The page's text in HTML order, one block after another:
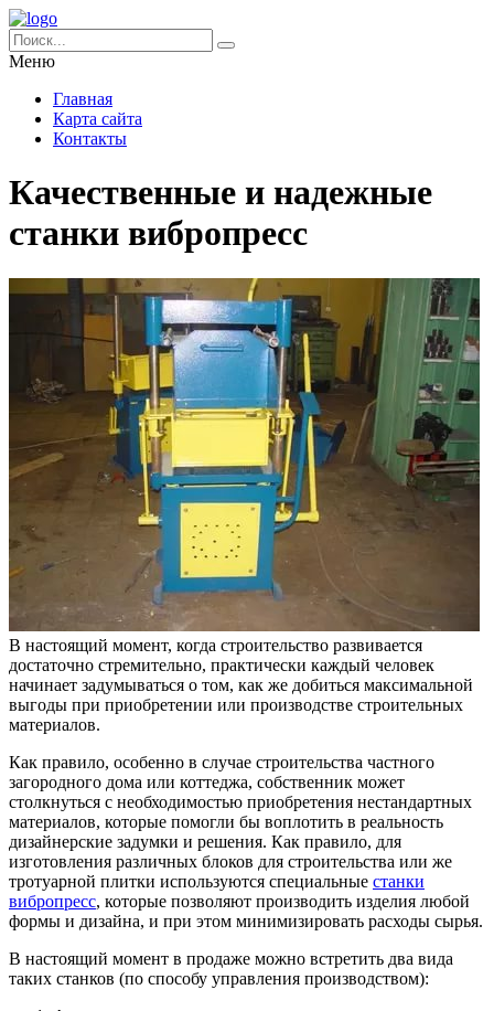
Меню
Главная
Карта сайта
Контакты
Качественные и надежные
станки вибропресс
В настоящий момент, когда строительство развивается
достаточно стремительно, практически каждый человек
начинает задумываться о том, как же добиться максимальной
выгоды при приобретении или производстве строительных
материалов.
Как правило, особенно в случае строительства частного
загородного дома или коттеджа, собственник может
столкнуться с необходимостью приобретения нестандартных
материалов, которые помогли бы воплотить в реальность
дизайнерские задумки и решения. Как правило, для
изготовления различных блоков для строительства или же
тротуарной плитки используются специальные станки
вибропресс, которые позволяют производить изделия любой
формы и дизайна, и при этом минимизировать расходы сырья.
В настоящий момент в продаже можно встретить два вида
таких станков (по способу управления производством):